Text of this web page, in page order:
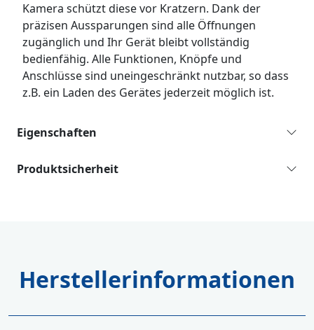
Kamera schützt diese vor Kratzern. Dank der
präzisen Aussparungen sind alle Öffnungen
zugänglich und Ihr Gerät bleibt vollständig
bedienfähig. Alle Funktionen, Knöpfe und
Anschlüsse sind uneingeschränkt nutzbar, so dass
z.B. ein Laden des Gerätes jederzeit möglich ist.
Eigenschaften
Produktsicherheit
Herstellerinformationen